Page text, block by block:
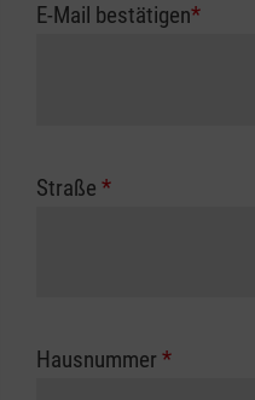
E-Mail bestätigen*
Straße *
Hausnummer *